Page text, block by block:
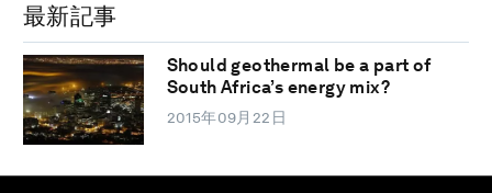
最新記事
Should geothermal be a part of
South Africa’s energy mix?
2015年09月22日